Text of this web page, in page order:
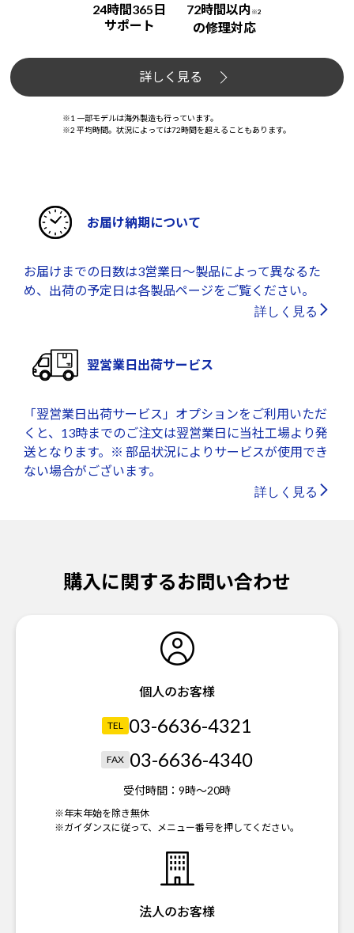
24時間365日
サポート
72時間以内 ※2
の修理対応
詳しく見る
※1 一部モデルは海外製造も行っています。
※2 平均時間。状況によっては72時間を超えることもあります。
お届け納期について
お届けまでの日数は3営業日～製品によって異なるた
め、出荷の予定日は各製品ページをご覧ください。
詳しく見る
翌営業日出荷サービス
「翌営業日出荷サービス」オプションをご利用いただ
くと、13時までのご注文は翌営業日に当社工場より発
送となります。※ 部品状況によりサービスが使用でき
ない場合がございます。
詳しく見る
購入に関するお問い合わせ
個人のお客様
TEL 03-6636-4321
FAX 03-6636-4340
受付時間： 9時～20時
※年末年始を除き無休
※ガイダンスに従って、メニュー番号を押してください。
法人のお客様